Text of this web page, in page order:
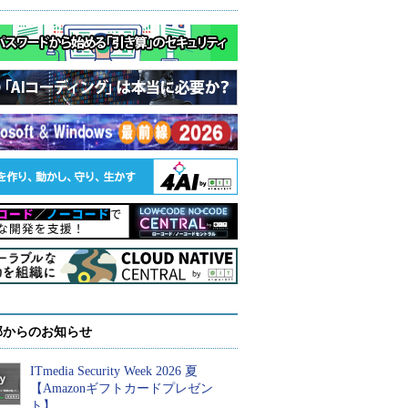
らのお知らせ
ITmedia Security Week 2026 夏
【Amazonギフトカードプレゼン